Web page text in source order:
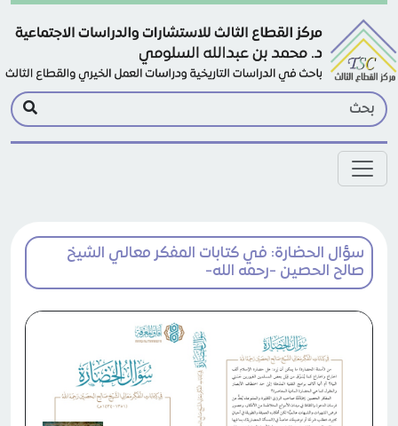
Skip to main content
سؤال الحضارة: في كتابات المفكر معالي الشيخ
صالح الحصين -رحمه الله-